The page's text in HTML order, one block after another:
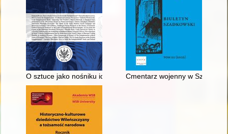
O sztuce jako nośniku idei rewolucyjnychCmentarz wojenny w